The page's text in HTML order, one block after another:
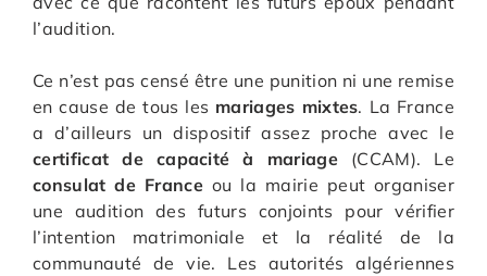
l’audition.
Ce n’est pas censé être une punition ni une remise
en cause de tous les mariages mixtes. La France
a d’ailleurs un dispositif assez proche avec le
certificat de capacité à mariage (CCAM). Le
consulat de Franceou la mairie peut organiser
une audition des futurs conjoints pour vérifier
l’intention matrimoniale et la réalité de la
communauté de vie. Les autorités algériennes